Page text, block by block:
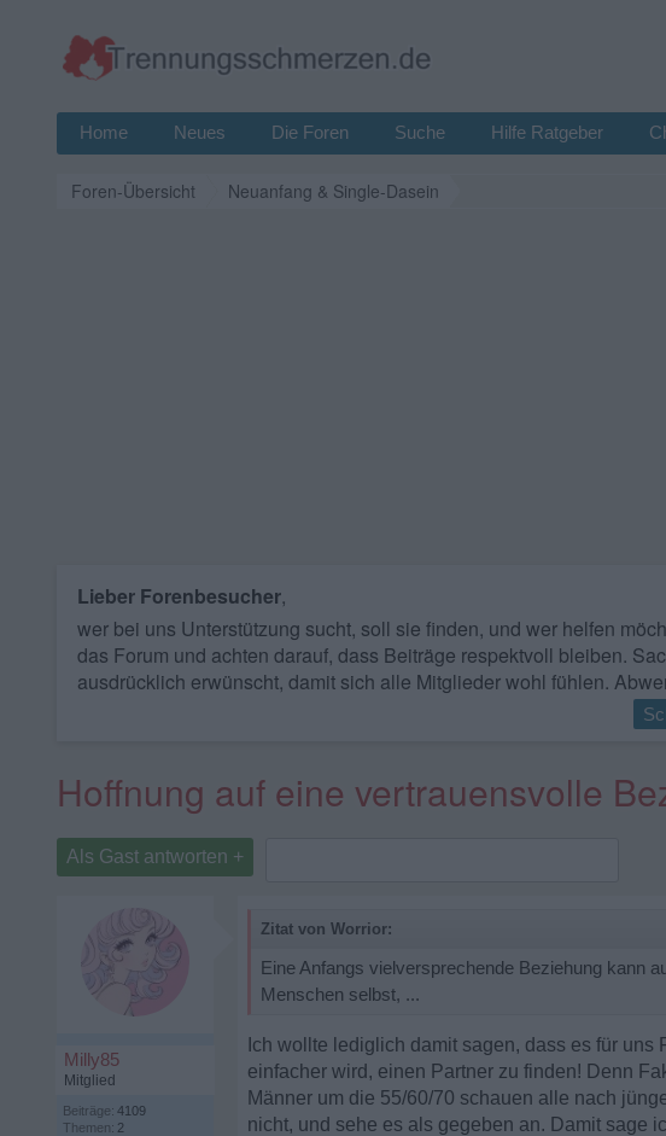
Home Neues Die Foren Suche Hilfe Ratgeber
Foren-Übersicht Neuanfang & Single-Dasein
Lieber Forenbesucher,
wer bei uns Unterstützung sucht, soll sie finden, und wer helfen
das Forum und achten darauf, dass Beiträge respektvoll bleiben.
ausdrücklich erwünscht, damit sich alle Mitglieder wohl fühlen.
Hoffnung auf eine vertrauensvolle
Als Gast antworten +
Milly85
Mitglied
Beiträge: 4109
Themen: 2
Zitat von Worrior:
Eine Anfangs vielversprechende Beziehung kann
Menschen selbst, ...
Ich wollte lediglich damit sagen, dass es für
einfacher wird, einen Partner zu finden! Denn
Männer um die 55/60/70 schauen alle nach
nicht, und sehe es als gegeben an. Damit sage